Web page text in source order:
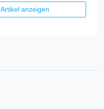
Artikel anzeigen